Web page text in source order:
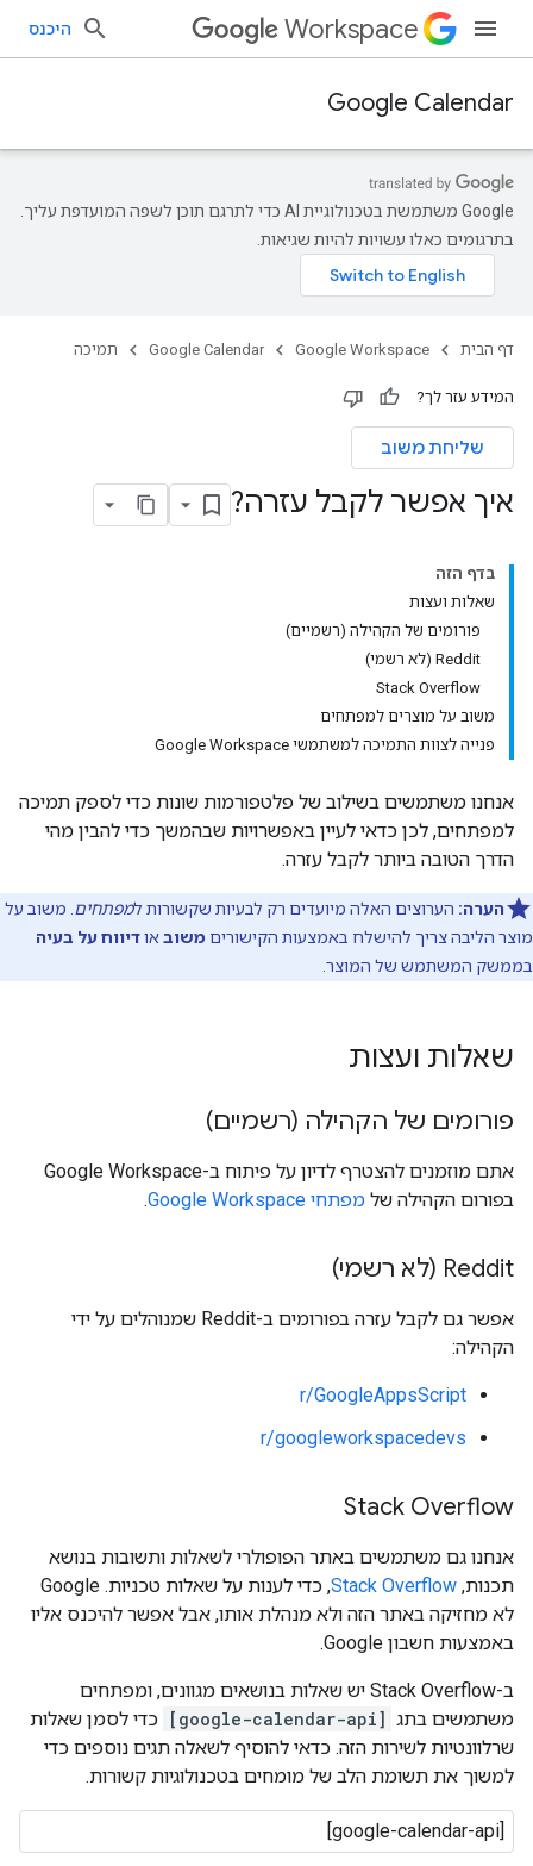
Workspace היכנס
Google Calendar
‫Google משתמשת בטכנולוגיית AI כדי לתרגם תוכן לשפה המועדפת עליך.
בתרגומים כאלו עשויות להיות שגיאות.
דף הבית Google Workspace
Google Calendar תמיכה
המידע עזר לך?
שליחת משוב
איך אפשר לקבל עזרה?
בדף הזה
שאלות ועצות
פורומים של הקהילה (רשמיים)
Reddit (לא רשמי)
Stack Overflow
משוב על מוצרים למפתחים
פנייה לצוות התמיכה למשתמשי Google Workspace
אנחנו משתמשים בשילוב של פלטפורמות שונות כדי לספק תמיכה
למפתחים, לכן כדאי לעיין באפשרויות שבהמשך כדי להבין מהי
הדרך הטובה ביותר לקבל עזרה.
הערה: הערוצים האלה מיועדים רק לבעיות שקשורות למפתחים . משוב על
מוצר הליבה צריך להישלח באמצעות הקישורים משובאודיווח על בעיה
בממשק המשתמש של המוצר.
שאלות ועצות
פורומים של הקהילה (רשמיים)
אתם מוזמנים להצטרף לדיון על פיתוח ב-Google Workspace
בפורום הקהילה של מפתחי Google Workspace .
Reddit (לא רשמי)
אפשר גם לקבל עזרה בפורומים ב-Reddit שמנוהלים על ידי
הקהילה:
r/GoogleAppsScript
r/googleworkspacedevs
Stack Overflow
אנחנו גם משתמשים באתר הפופולרי לשאלות ותשובות בנושא
תכנות, Stack Overflow
, כדי לענות על שאלות טכניות. ‫Google
לא מחזיקה באתר הזה ולא מנהלת אותו, אבל אפשר להיכנס אליו
באמצעות חשבון Google.
ב-Stack Overflow יש שאלות בנושאים מגוונים, ומפתחים
משתמשים בתג [google-calendar-api] כדי לסמן שאלות
שרלוונטיות לשירות הזה. כדאי להוסיף לשאלה תגים נוספים כדי
למשוך את תשומת הלב של מומחים בטכנולוגיות קשורות.